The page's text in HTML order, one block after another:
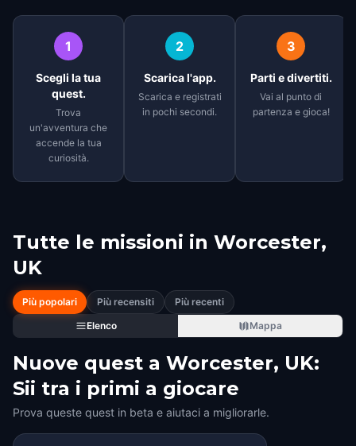
1
Scegli la tua
quest.
Trova
un'avventura che
accende la tua
curiosità.
2
Scarica l'app.
Scarica e registrati
in pochi secondi.
3
Parti e divertiti.
Vai al punto di
partenza e gioca!
Tutte le missioni in Worcester,
UK
Più popolari Più recensiti
Più recenti
Elenco
Mappa
Nuove quest a Worcester, UK:
Sii tra i primi a giocare
Prova queste quest in beta e aiutaci a migliorarle.